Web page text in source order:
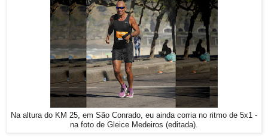
Na altura do KM 25, em São Conrado, eu ainda corria no ritmo de 5x1 -
na foto de Gleice Medeiros (editada).